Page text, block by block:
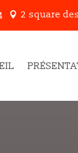
 2 square